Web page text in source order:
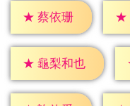
★ 蔡依珊 ★
★ 龜梨和也